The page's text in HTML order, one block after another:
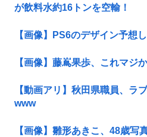
が飲料水約16トンを空輸！
【画像】PS6のデザイン予想
【画像】藤嶌果歩、これマジ
【動画アリ】秋田県職員、ラ
www
【画像】雛形あきこ、48歳写